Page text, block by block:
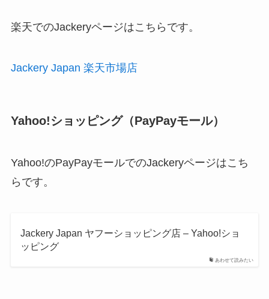
楽天でのJackeryページはこちらです。
Jackery Japan 楽天市場店
Yahoo!ショッピング（PayPayモール）
Yahoo!のPayPayモールでのJackeryページはこち
らです。
あわせて読みたい
Jackery Japan ヤフーショッピング店 – Yahoo!ショ
ッピング